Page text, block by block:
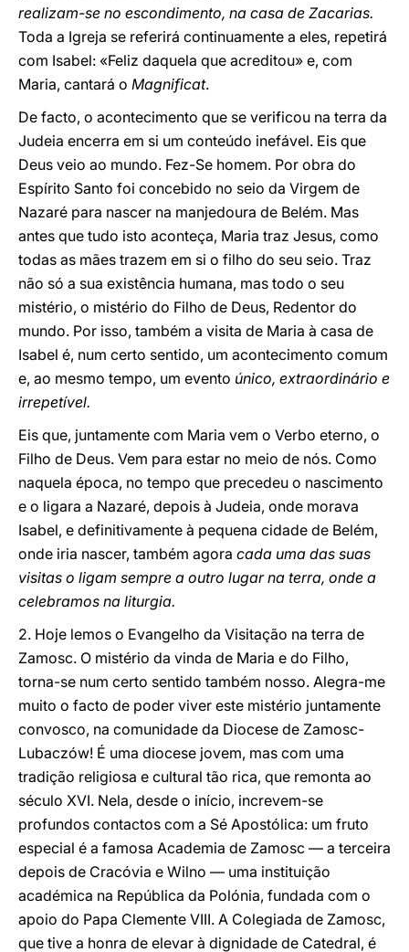
realizam-se no escondimento, na casa de Zacarias.
Toda a Igreja se referirá continuamente a eles, repetirá
com Isabel: «Feliz daquela que acreditou» e, com
Maria, cantará o Magnificat.
De facto, o acontecimento que se verificou na terra da
Judeia encerra em si um conteúdo inefável. Eis que
Deus veio ao mundo. Fez-Se homem. Por obra do
Espírito Santo foi concebido no seio da Virgem de
Nazaré para nascer na manjedoura de Belém. Mas
antes que tudo isto aconteça, Maria traz Jesus, como
todas as mães trazem em si o filho do seu seio. Traz
não só a sua existência humana, mas todo o seu
mistério, o mistério do Filho de Deus, Redentor do
mundo. Por isso, também a visita de Maria à casa de
Isabel é, num certo sentido, um acontecimento comum
e, ao mesmo tempo, um evento único, extraordinário e
irrepetível.
Eis que, juntamente com Maria vem o Verbo eterno, o
Filho de Deus. Vem para estar no meio de nós. Como
naquela época, no tempo que precedeu o nascimento
e o ligara a Nazaré, depois à Judeia, onde morava
Isabel, e definitivamente à pequena cidade de Belém,
onde iria nascer, também agora cada uma das suas
visitas o ligam sempre a outro lugar na terra, onde a
celebramos na liturgia.
2. Hoje lemos o Evangelho da Visitação na terra de
Zamosc. O mistério da vinda de Maria e do Filho,
torna-se num certo sentido também nosso. Alegra-me
muito o facto de poder viver este mistério juntamente
convosco, na comunidade da Diocese de Zamosc-
Lubaczów! É uma diocese jovem, mas com uma
tradição religiosa e cultural tão rica, que remonta ao
século XVI. Nela, desde o início, increvem-se
profundos contactos com a Sé Apostólica: um fruto
especial é a famosa Academia de Zamosc ― a terceira
depois de Cracóvia e Wilno ― uma instituição
académica na República da Polónia, fundada com o
apoio do Papa Clemente VIII. A Colegiada de Zamosc,
que tive a honra de elevar à dignidade de Catedral, é